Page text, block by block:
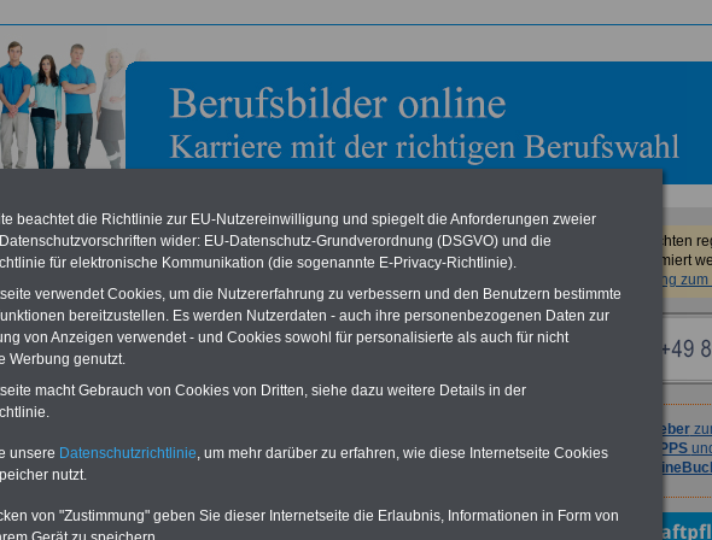
zum Ausbildungsberuf: IT-System-Elektroniker >
,Telekommunikation
Elektroniker/in entwickeln Sie individuelle Endgerätsysteme für ihre Kunden.
Sie alle notwendigen Geräte und Netzwerke einschließlich der Software.
Sie möchten
informiert
Anmeldung
Ratgeber
TIPPS
beachtet die Richtlinie zur EU-Nutzereinwilligung und spiegelt die Anforderungen zweier
wider: EU-Datenschutz-Grundverordnung (DSGVO) und die
für elektronische Kommunikation (die sogenannte E-Privacy-Richtlinie).
verwendet Cookies, um die Nutzererfahrung zu verbessern und den Benutzern bestimmte
bereitzustellen. Es werden Nutzerdaten - auch ihre personenbezogenen Daten zur
von Anzeigen verwendet - und Cookies sowohl für personalisierte als auch für nicht
Werbung genutzt.
macht Gebrauch von Cookies von Dritten, siehe dazu weitere Details in der
unsere Datenschutzrichtlinie , um mehr darüber zu erfahren, wie diese Internetseite Cookies
nutzt.
von "Zustimmung" geben Sie dieser Internetseite die Erlaubnis, Informationen in Form von